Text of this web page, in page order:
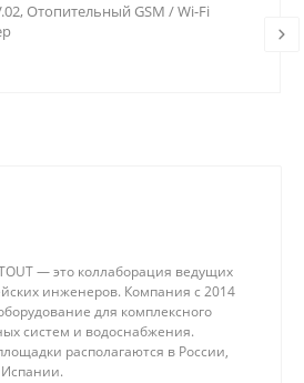
Отопительный GSM / Wi-Fi
— это коллаборация ведущих
инженеров. Компания с 2014
для комплексного
систем и водоснабжения.
располагаются в России,